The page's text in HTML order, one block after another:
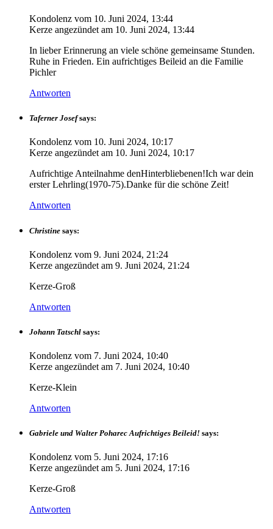
Kondolenz vom 10. Juni 2024, 13:44
Kerze angezündet am 10. Juni 2024, 13:44
In lieber Erinnerung an viele schöne gemeinsame Stunden.
Ruhe in Frieden. Ein aufrichtiges Beileid an die Familie
Pichler
Antworten
Taferner Josef says:
Kondolenz vom 10. Juni 2024, 10:17
Kerze angezündet am 10. Juni 2024, 10:17
Aufrichtige Anteilnahme denHinterbliebenen!Ich war dein
erster Lehrling(1970-75).Danke für die schöne Zeit!
Antworten
Christine says:
Kondolenz vom 9. Juni 2024, 21:24
Kerze angezündet am 9. Juni 2024, 21:24
Kerze-Groß
Antworten
Johann Tatschl says:
Kondolenz vom 7. Juni 2024, 10:40
Kerze angezündet am 7. Juni 2024, 10:40
Kerze-Klein
Antworten
Gabriele und Walter Poharec Aufrichtiges Beileid! says:
Kondolenz vom 5. Juni 2024, 17:16
Kerze angezündet am 5. Juni 2024, 17:16
Kerze-Groß
Antworten